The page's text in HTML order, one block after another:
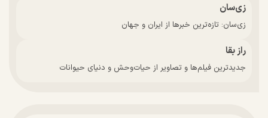
زی‌سان
زی‌سان: تازه‌ترین خبرها از ایران و جهان
راز بقا
جدیدترین فیلم‌ها و تصاویر از حیات‌وحش و دنیای حیوانات